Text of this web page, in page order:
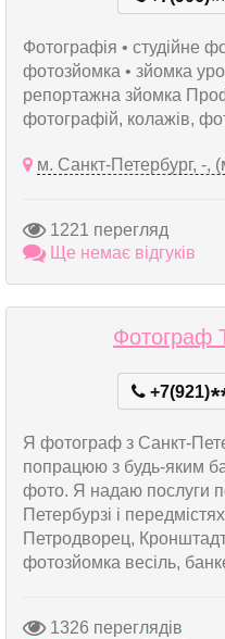
Фотографія • студійне
фотозйомка • зйомка
репортажна зйомка
фотографій, колажів,
м. Санкт-Петербург, -,
1221 перегляд
Ще немає відгуків
Фотограф
+7(921)*
Я фотограф з Санкт-
попрацюю з будь-яким
фото. Я надаю послуги
Петербурзі і
Петродворец,
фотозйомка весіль,
1326 переглядів